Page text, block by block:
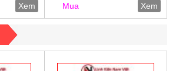
Xem Mua Xem